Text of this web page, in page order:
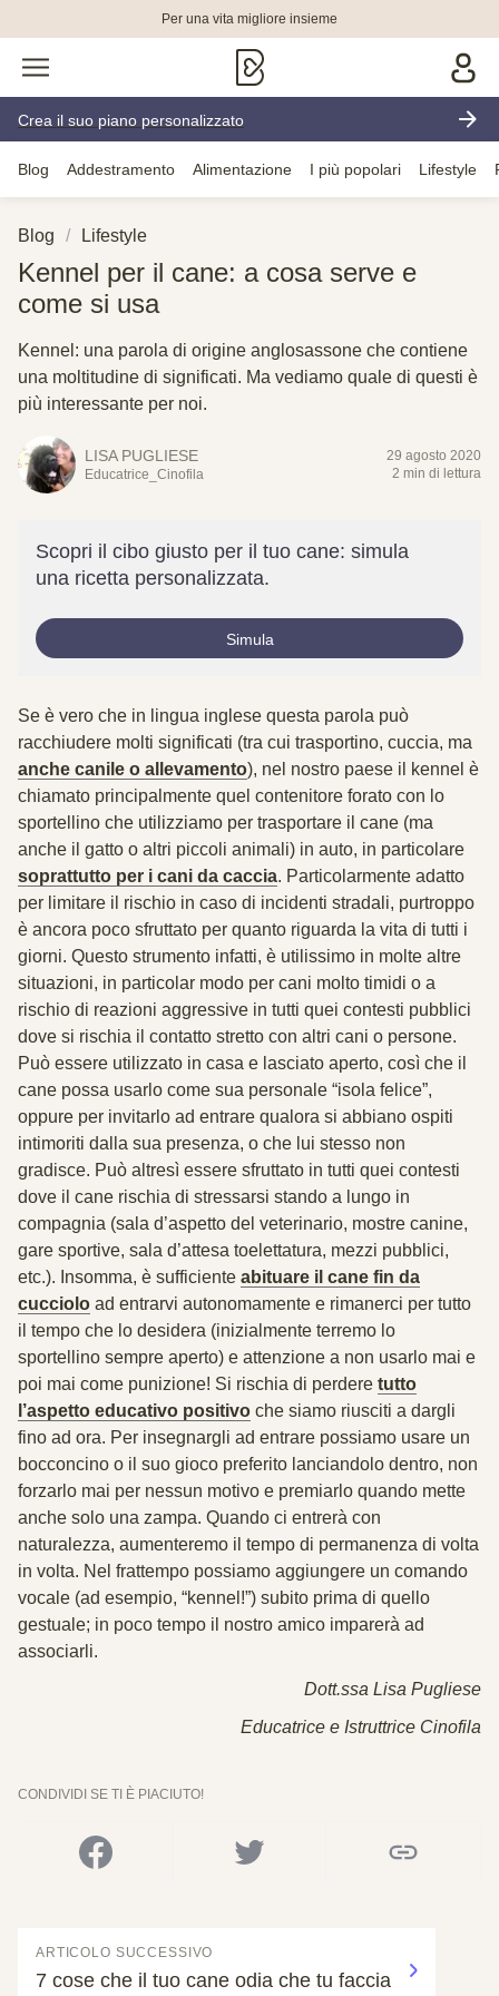
Per una vita migliore insieme
Crea il suo piano personalizzato
Blog Addestramento Alimentazione I più popolari Lifestyle
Blog Lifestyle
Kennel per il cane: a cosa serve e
come si usa
Kennel: una parola di origine anglosassone che contiene
una moltitudine di significati. Ma vediamo quale di questi è
più interessante per noi.
LISA PUGLIESE
Educatrice_Cinofila
29 agosto 2020
2 min di lettura
Scopri il cibo giusto per il tuo cane: simula
una ricetta personalizzata.
Simula
Se è vero che in lingua inglese questa parola può
racchiudere molti significati (tra cui trasportino, cuccia, ma
anche canile o allevamento), nel nostro paese il kennel è
chiamato principalmente quel contenitore forato con lo
sportellino che utilizziamo per trasportare il cane (ma
anche il gatto o altri piccoli animali) in auto, in particolare
soprattutto per i cani da caccia. Particolarmente adatto
per limitare il rischio in caso di incidenti stradali, purtroppo
è ancora poco sfruttato per quanto riguarda la vita di tutti i
giorni. Questo strumento infatti, è utilissimo in molte altre
situazioni, in particolar modo per cani molto timidi o a
rischio di reazioni aggressive in tutti quei contesti pubblici
dove si rischia il contatto stretto con altri cani o persone.
Può essere utilizzato in casa e lasciato aperto, così che il
cane possa usarlo come sua personale “isola felice”,
oppure per invitarlo ad entrare qualora si abbiano ospiti
intimoriti dalla sua presenza, o che lui stesso non
gradisce. Può altresì essere sfruttato in tutti quei contesti
dove il cane rischia di stressarsi stando a lungo in
compagnia (sala d’aspetto del veterinario, mostre canine,
gare sportive, sala d’attesa toelettatura, mezzi pubblici,
etc.). Insomma, è sufficiente abituare il cane fin da
cucciolo ad entrarvi autonomamente e rimanerci per tutto
il tempo che lo desidera (inizialmente terremo lo
sportellino sempre aperto) e attenzione a non usarlo mai e
poi mai come punizione! Si rischia di perdere tutto
l’aspetto educativo positivo che siamo riusciti a dargli
fino ad ora. Per insegnargli ad entrare possiamo usare un
bocconcino o il suo gioco preferito lanciandolo dentro, non
forzarlo mai per nessun motivo e premiarlo quando mette
anche solo una zampa. Quando ci entrerà con
naturalezza, aumenteremo il tempo di permanenza di volta
in volta. Nel frattempo possiamo aggiungere un comando
vocale (ad esempio, “kennel!”) subito prima di quello
gestuale; in poco tempo il nostro amico imparerà ad
associarli.
Dott.ssa Lisa Pugliese
Educatrice e Istruttrice Cinofila
CONDIVIDI SE TI È PIACIUTO!
ARTICOLO SUCCESSIVO
7 cose che il tuo cane odia che tu faccia